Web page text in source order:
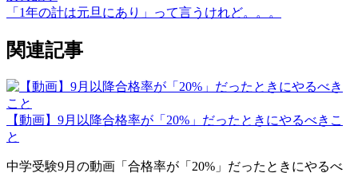
「1年の計は元旦にあり」って言うけれど。。。
関連記事
【動画】9月以降合格率が「20%」だったときにやるべきこ
と
中学受験9月の動画「合格率が「20%」だったときにやるべ